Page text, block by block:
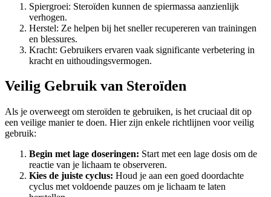
Spiergroei: Steroïden kunnen de spiermassa aanzienlijk
verhogen.
Herstel: Ze helpen bij het sneller recupereren van trainingen
en blessures.
Kracht: Gebruikers ervaren vaak significante verbetering in
kracht en uithoudingsvermogen.
Veilig Gebruik van Steroïden
Als je overweegt om steroïden te gebruiken, is het cruciaal dit op
een veilige manier te doen. Hier zijn enkele richtlijnen voor veilig
gebruik:
Begin met lage doseringen: Start met een lage dosis om de
reactie van je lichaam te observeren.
Kies de juiste cyclus: Houd je aan een goed doordachte
cyclus met voldoende pauzes om je lichaam te laten